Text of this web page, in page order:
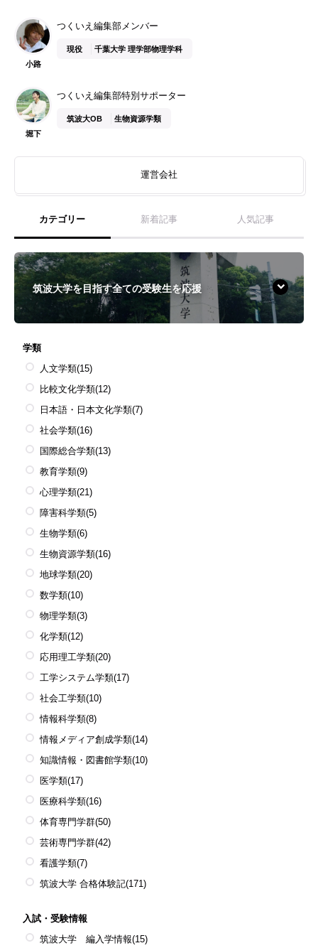
小路
つくいえ編集部メンバー
現役 千葉大学 理学部物理学科
堀下
つくいえ編集部特別サポーター
筑波大OB 生物資源学類
運営会社
カテゴリー 新着記事 人気記事
筑波大学を目指す全ての受験生を応援
学類
人文学類(15)
比較文化学類(12)
日本語・日本文化学類(7)
社会学類(16)
国際総合学類(13)
教育学類(9)
心理学類(21)
障害科学類(5)
生物学類(6)
生物資源学類(16)
地球学類(20)
数学類(10)
物理学類(3)
化学類(12)
応用理工学類(20)
工学システム学類(17)
社会工学類(10)
情報科学類(8)
情報メディア創成学類(14)
知識情報・図書館学類(10)
医学類(17)
医療科学類(16)
体育専門学群(50)
芸術専門学群(42)
看護学類(7)
筑波大学 合格体験記(171)
入試・受験情報
筑波大学 編入学情報(15)